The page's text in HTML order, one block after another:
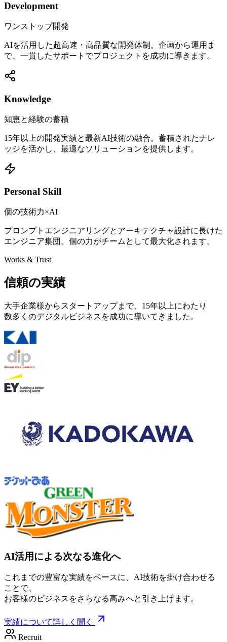
Development
ワンストップ開発
AIを活用した超高速・高品質な開発体制。企画から運用ま
で、一貫したサポートでプロジェクトを成功に導きます。
Knowledge
知恵と経験の蓄積
15年以上の開発実績と最新AI技術の融合。蓄積されたナレ
ッジを活かし、最適なソリューションを提供します。
Personal Skill
個の技術力×AI
プロンプトエンジニアリングとアーキテクチャ設計に長けた
エンジニア集団。個の力がチームとして最大化されます。
Works & Trust
信頼の実績
大手企業様からスタートアップまで、15年以上にわたり
数多くのデジタルビジネスを成功に導いてきました。
AI活用による次なる進化へ
これまでの豊富な実績をベースに、AI技術を掛け合わせる
ことで、
お客様のビジネスをさらなる高みへと引き上げます。
実績について詳しく聞く
Recruit